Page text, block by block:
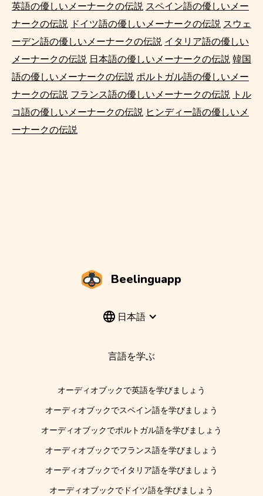
英語の優しいメーナークの伝説 スペイン語の優しいメー
ナークの伝説 ドイツ語の優しいメーナークの伝説 スウェ
ーデン語の優しいメーナークの伝説 イタリア語の優しい
メーナークの伝説 日本語の優しいメーナークの伝説 韓国
語の優しいメーナークの伝説 ポルトガル語の優しいメー
ナークの伝説 フランス語の優しいメーナークの伝説 トル
コ語の優しいメーナークの伝説 ヒンディー語の優しいメ
ーナークの伝説
Beelinguapp
日本語
言語を学ぶ
オーディオブックで英語を学びましょう
オーディオブックでスペイン語を学びましょう
オーディオブックでポルトガル語を学びましょう
オーディオブックでフランス語を学びましょう
オーディオブックでイタリア語を学びましょう
オーディオブックでドイツ語を学びましょう